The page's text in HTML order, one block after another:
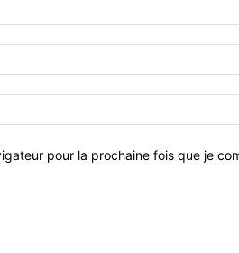
pour la prochaine fois que je